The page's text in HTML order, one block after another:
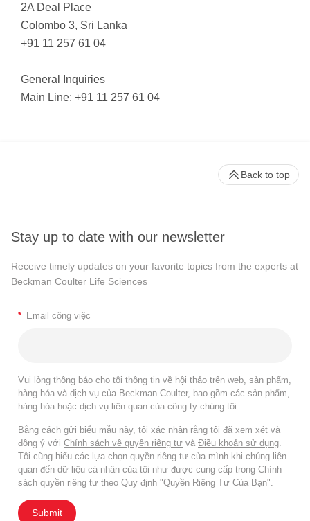
2A Deal Place
Colombo 3, Sri Lanka
+91 11 257 61 04
General Inquiries
Main Line: +91 11 257 61 04
Stay up to date with our newsletter
Receive timely updates on your favorite topics from the experts at
Beckman Coulter Life Sciences
* Email công việc
Vui lòng thông báo cho tôi thông tin về hội thảo trên web, sản phẩm,
hàng hóa và dịch vụ của Beckman Coulter, bao gồm các sản phẩm,
hàng hóa hoặc dịch vụ liên quan của công ty chúng tôi.
Bằng cách gửi biểu mẫu này, tôi xác nhận rằng tôi đã xem xét và
đồng ý với Chính sách về quyền riêng tư và Điều khoản sử dụng
Tôi cũng hiểu các lựa chọn quyền riêng tư của mình khi chúng liên
quan đến dữ liệu cá nhân của tôi như được cung cấp trong Chính
sách quyền riêng tư theo Quy định "Quyền Riêng Tư Của Bạn".
Submit
Back to top